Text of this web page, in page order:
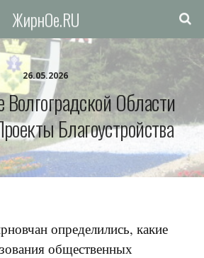
ЖирнОе.RU
26.05.2026
Области
Благоустройства
определились, какие
общественных